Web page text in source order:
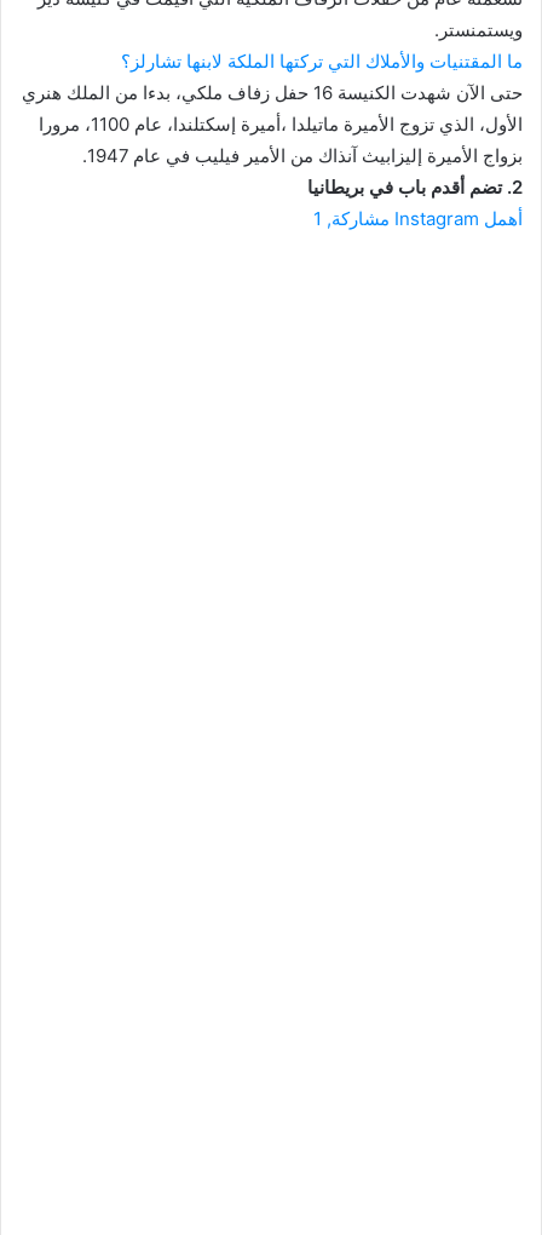
ويستمنستر.
ما المقتنيات والأملاك التي تركتها الملكة لابنها تشارلز؟
حتى الآن شهدت الكنيسة 16 حفل زفاف ملكي، بدءا من الملك هنري
الأول، الذي تزوج الأميرة ماتيلدا ،أميرة إسكتلندا، عام 1100، مرورا
بزواج الأميرة إليزابيث آنذاك من الأمير فيليب في عام 1947.
2. تضم أقدم باب في بريطانيا
أهمل Instagram مشاركة, 1